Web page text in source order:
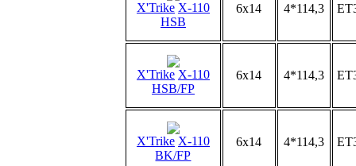
X'Trike X-110
HSB
6x14 4*114,3
X'Trike X-110
HSB/FP
6x14 4*114,3
X'Trike X-110
BK/FP
6x14 4*114,3